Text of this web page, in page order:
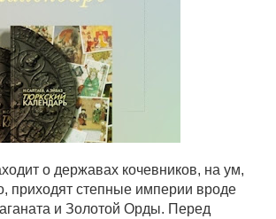
о державах кочевников, на ум,
приходят степные империи вроде
и Золотой Орды. Перед